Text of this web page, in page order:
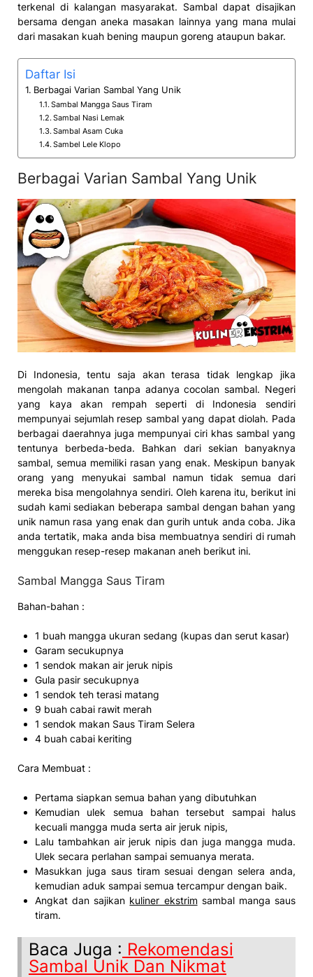
terkenal di kalangan masyarakat. Sambal dapat disajikan
bersama dengan aneka masakan lainnya yang mana mulai
dari masakan kuah bening maupun goreng ataupun bakar.
Daftar Isi
Berbagai Varian Sambal Yang Unik
Sambal Mangga Saus Tiram
Sambal Nasi Lemak
Sambal Asam Cuka
Sambel Lele Klopo
Berbagai Varian Sambal Yang Unik
Di Indonesia, tentu saja akan terasa tidak lengkap jika
mengolah makanan tanpa adanya cocolan sambal. Negeri
yang kaya akan rempah seperti di Indonesia sendiri
mempunyai sejumlah resep sambal yang dapat diolah. Pada
berbagai daerahnya juga mempunyai ciri khas sambal yang
tentunya berbeda-beda. Bahkan dari sekian banyaknya
sambal, semua memiliki rasan yang enak. Meskipun banyak
orang yang menyukai sambal namun tidak semua dari
mereka bisa mengolahnya sendiri. Oleh karena itu, berikut ini
sudah kami sediakan beberapa sambal dengan bahan yang
unik namun rasa yang enak dan gurih untuk anda coba. Jika
anda tertatik, maka anda bisa membuatnya sendiri di rumah
menggukan resep-resep makanan aneh berikut ini.
Sambal Mangga Saus Tiram
Bahan-bahan :
1 buah mangga ukuran sedang (kupas dan serut kasar)
Garam secukupnya
1 sendok makan air jeruk nipis
Gula pasir secukupnya
1 sendok teh terasi matang
9 buah cabai rawit merah
1 sendok makan Saus Tiram Selera
4 buah cabai keriting
Cara Membuat :
Pertama siapkan semua bahan yang dibutuhkan
Kemudian ulek semua bahan tersebut sampai halus
kecuali mangga muda serta air jeruk nipis,
Lalu tambahkan air jeruk nipis dan juga mangga muda.
Ulek secara perlahan sampai semuanya merata.
Masukkan juga saus tiram sesuai dengan selera anda,
kemudian aduk sampai semua tercampur dengan baik.
Angkat dan sajikan kuliner ekstrimsambal manga saus
tiram.
Baca Juga : Rekomendasi
Sambal Unik Dan Nikmat